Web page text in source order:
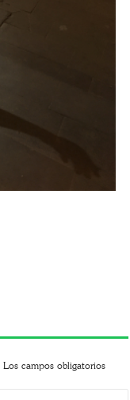
Los campos obligatorios